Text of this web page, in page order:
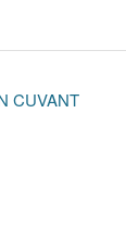
CUVANT